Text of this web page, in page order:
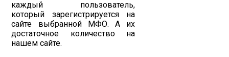
каждый пользователь,
который зарегистрируется на
сайте выбранной МФО. А их
достаточное количество на
нашем сайте.